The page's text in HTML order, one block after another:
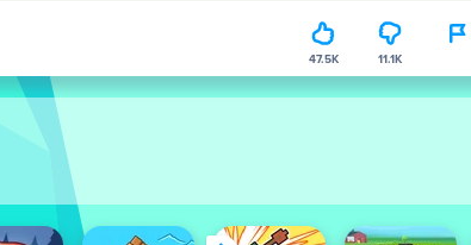
47.5K 11.1K